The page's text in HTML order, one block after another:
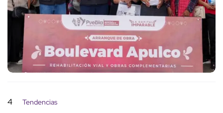
4 Tendencias